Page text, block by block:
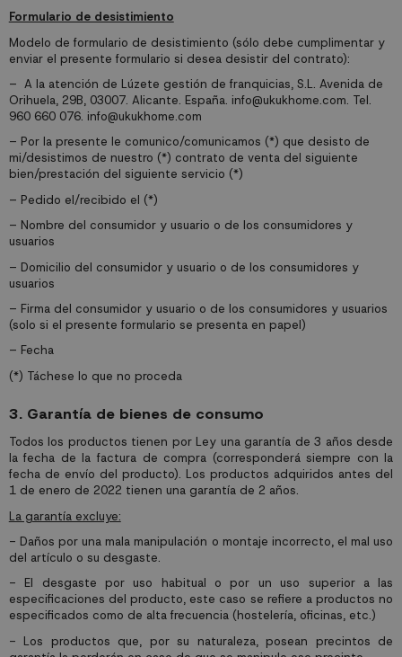
Formulario de desistimiento
Modelo de formulario de desistimiento (sólo debe cumplimentar y
enviar el presente formulario si desea desistir del contrato):
– A la atención de Lúzete gestión de franquicias, S.L. Avenida de
Orihuela, 29B, 03007. Alicante. España. info@ukukhome.com. Tel.
960 660 076. info@ukukhome.com
– Por la presente le comunico/comunicamos (*) que desisto de
mi/desistimos de nuestro (*) contrato de venta del siguiente
bien/prestación del siguiente servicio (*)
– Pedido el/recibido el (*)
– Nombre del consumidor y usuario o de los consumidores y
usuarios
– Domicilio del consumidor y usuario o de los consumidores y
usuarios
– Firma del consumidor y usuario o de los consumidores y usuarios
(solo si el presente formulario se presenta en papel)
– Fecha
(*) Táchese lo que no proceda
3. Garantía de bienes de consumo
Todos los productos tienen por Ley una garantía de 3 años desde
la fecha de la factura de compra (corresponderá siempre con la
fecha de envío del producto). Los productos adquiridos antes del
1 de enero de 2022 tienen una garantía de 2 años.
La garantía excluye:
- Daños por una mala manipulación o montaje incorrecto, el mal uso
del artículo o su desgaste.
- El desgaste por uso habitual o por un uso superior a las
especificaciones del producto, este caso se refiere a productos no
especificados como de alta frecuencia (hostelería, oficinas, etc.)
- Los productos que, por su naturaleza, posean precintos de